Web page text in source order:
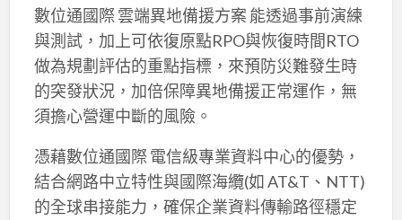
數位通國際 雲端異地備援方案 能透過事前演練
與測試，加上可依復原點RPO與恢復時間RTO
做為規劃評估的重點指標，來預防災難發生時
的突發狀況，加倍保障異地備援正常運作，無
須擔心營運中斷的風險。
憑藉數位通國際 電信級專業資料中心的優勢，
結合網路中立特性與國際海纜(如 AT&T、NTT)
的全球串接能力，確保企業資料傳輸路徑穩定